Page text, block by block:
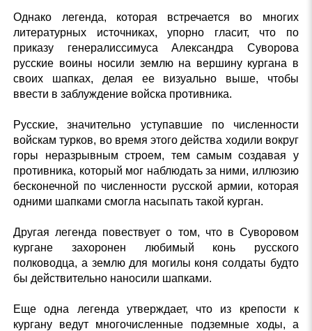
Однако легенда, которая встречается во многих
литературных источниках, упорно гласит, что по
приказу генералиссимуса Александра Суворова
русские воины носили землю на вершину кургана в
своих шапках, делая ее визуально выше, чтобы
ввести в заблуждение войска противника.
Русские, значительно уступавшие по численности
войскам турков, во время этого действа ходили вокруг
горы неразрывным строем, тем самым создавая у
противника, который мог наблюдать за ними, иллюзию
бесконечной по численности русской армии, которая
одними шапками смогла насыпать такой курган.
Другая легенда повествует о том, что в Суворовом
кургане захоронен любимый конь русского
полководца, а землю для могилы коня солдаты будто
бы действительно наносили шапками.
Еще одна легенда утверждает, что из крепости к
кургану ведут многочисленные подземные ходы, а